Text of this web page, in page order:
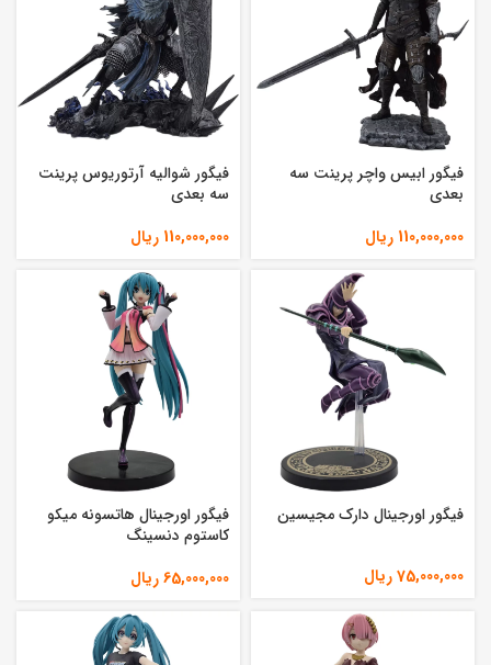
فیگور ابیس واچر پرینت سه
بعدی
110,000,000 ریال
فیگور شوالیه آرتوریوس پرینت
سه بعدی
110,000,000 ریال
فیگور اورجینال دارک مجیسین
75,000,000ریال
فیگور اورجینال هاتسونه میکو
کاستوم دنسینگ
65,000,000ریال